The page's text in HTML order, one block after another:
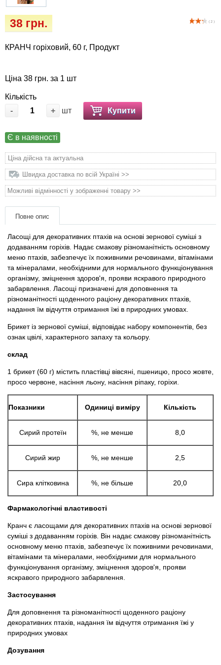
( 2 )
38 грн.
КРАНЧ горіховий, 60 г, Продукт
Ціна 38 грн. за 1 шт
Кількість
-
+ шт Купити
Є в наявності
Ціна дійсна та актуальна
Швидка доставка по всій Україні >>
Можливі відмінності у зображенні товару >>
Повне опис
Ласощі для декоративних птахів на основі зернової суміші з
додаванням горіхів. Надає смакову різноманітність основному
меню птахів, забезпечує їх поживними речовинами, вітамінами
та мінералами, необхідними для нормального функціонування
організму, зміцнення здоров'я, прояви яскравого природного
забарвлення. Ласощі призначені для доповнення та
різноманітності щоденного раціону декоративних птахів,
надання їм відчуття отримання їжі в природних умовах.
Брикет із зернової суміші, відповідає набору компонентів, без
ознак цвілі, характерного запаху та кольору.
склад
1 брикет (60 г) містить пластівці вівсяні, пшеницю, просо жовте,
просо червоне, насіння льону, насіння ріпаку, горіхи.
Показники Одиниці виміру Кількість
Сирий протеїн %, не менше 8,0
Сирий жир %, не менше 2,5
Сира клітковина %, не більше 20,0
Фармакологічні властивості
Кранч є ласощами для декоративних птахів на основі зернової
суміші з додаванням горіхів. Він надає смакову різноманітність
основному меню птахів, забезпечує їх поживними речовинами,
вітамінами та мінералами, необхідними для нормального
функціонування організму, зміцнення здоров'я, прояви
яскравого природного забарвлення.
Застосування
Для доповнення та різноманітності щоденного раціону
декоративних птахів, надання їм відчуття отримання їжі у
природних умовах
Дозування
Ласощі та корми
собак
Лежаки, будиночки, охолоджуючи
Одяг та взуття
Перенесення, сумки, клітини
Післяопераційні засоби та витратні
матеріали
Товари для голубів
Товари для гризунів
Товари для коней
Товари для людей
Хозряд - господарчі товари оптом
Популярні зоотоварі
Архів / Знято з виробництва